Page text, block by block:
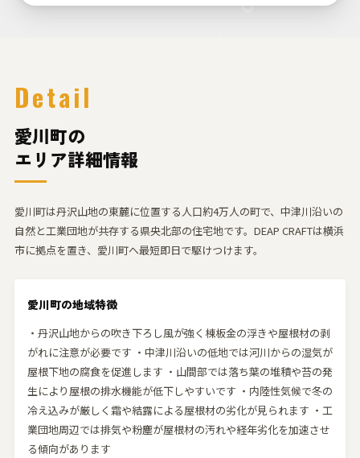
Detail
愛川町の
エリア詳細情報
愛川町は丹沢山地の東麓に位置する人口約4万人の町で、中津川沿いの
自然と工業団地が共存する県央北部の住宅地です。DEAP CRAFTは横浜
市に拠点を置き、愛川町へ最短即日で駆けつけます。
愛川町の地域特徴
・丹沢山地からの吹き下ろし風が強く棟板金の浮きや屋根材の剥
がれに注意が必要です ・中津川沿いの低地では河川からの湿気が
屋根下地の腐食を促進します ・山間部では落ち葉の堆積や苔の発
生により屋根の排水機能が低下しやすいです ・内陸性気候で冬の
冷え込みが厳しく霜や結露による屋根材の劣化が見られます ・工
業団地周辺では排気や粉塵が屋根材の汚れや経年劣化を加速させ
る傾向があります